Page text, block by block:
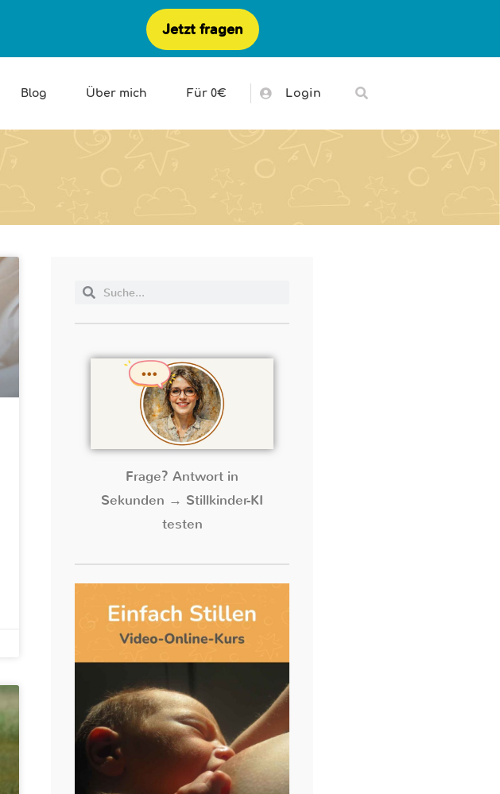
Jetzt fragen
Blog Über mich Für 0€ Login
Frage? Antwort in
Sekunden → Stillkinder-KI
testen